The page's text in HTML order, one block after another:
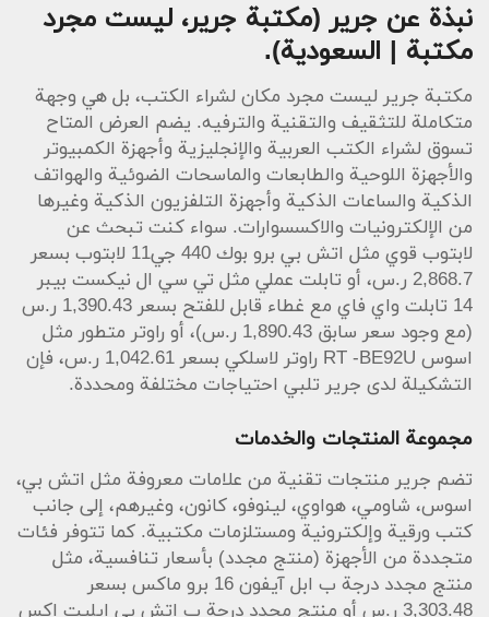
نبذة عن جرير (مكتبة جرير، ليست مجرد
مكتبة | السعودية).
مكتبة جرير ليست مجرد مكان لشراء الكتب، بل هي وجهة
متكاملة للتثقيف والتقنية والترفيه. يضم العرض المتاح
تسوق لشراء الكتب العربية والإنجليزية وأجهزة الكمبيوتر
والأجهزة اللوحية والطابعات والماسحات الضوئية والهواتف
الذكية والساعات الذكية وأجهزة التلفزيون الذكية وغيرها
من الإلكترونيات والاكسسوارات. سواء كنت تبحث عن
لابتوب قوي مثل اتش بي برو بوك 440 جي11 لابتوب بسعر
2,868.7 ر.س، أو تابلت عملي مثل تي سي ال نيكست بيبر
14 تابلت واي فاي مع غطاء قابل للفتح بسعر 1,390.43 ر.س
(مع وجود سعر سابق 1,890.43 ر.س)، أو راوتر متطور مثل
اسوس RT -‎‎BE92U راوتر لاسلكي بسعر 1,042.61 ر.س، فإن
التشكيلة لدى جرير تلبي احتياجات مختلفة ومحددة.
مجموعة المنتجات والخدمات
تضم جرير منتجات تقنية من علامات معروفة مثل اتش بي،
اسوس، شاومي، هواوي، لينوفو، كانون، وغيرهم، إلى جانب
كتب ورقية وإلكترونية ومستلزمات مكتبية. كما تتوفر فئات
متجددة من الأجهزة (منتج مجدد) بأسعار تنافسية، مثل
منتج مجدد درجة ب ابل آيفون 16 برو ماكس بسعر
3,303.48 ر.س أو منتج مجدد درجة ب اتش بي ايليت اكس